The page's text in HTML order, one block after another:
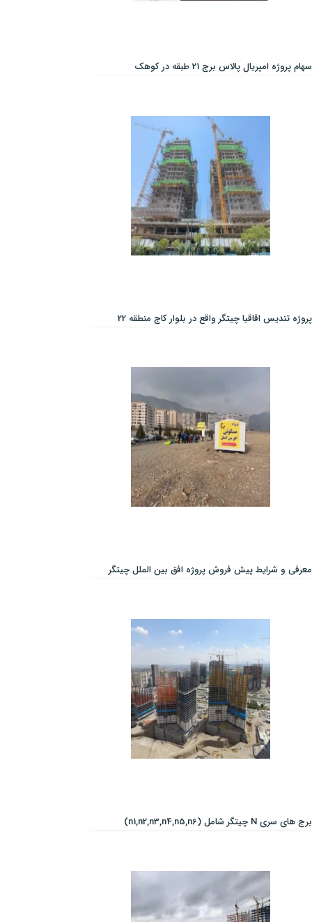
سهام پروژه امپریال پالاس برج 21 طبقه در کوهک
پروژه تندیس اقاقیا چیتگر واقع در بلوار کاج منطقه 22
معرفی و شرایط پیش فروش پروژه افق بین الملل چیتگر
برج های سری N چیتگر شامل (n1,n2,n3,n4,n5,n6)